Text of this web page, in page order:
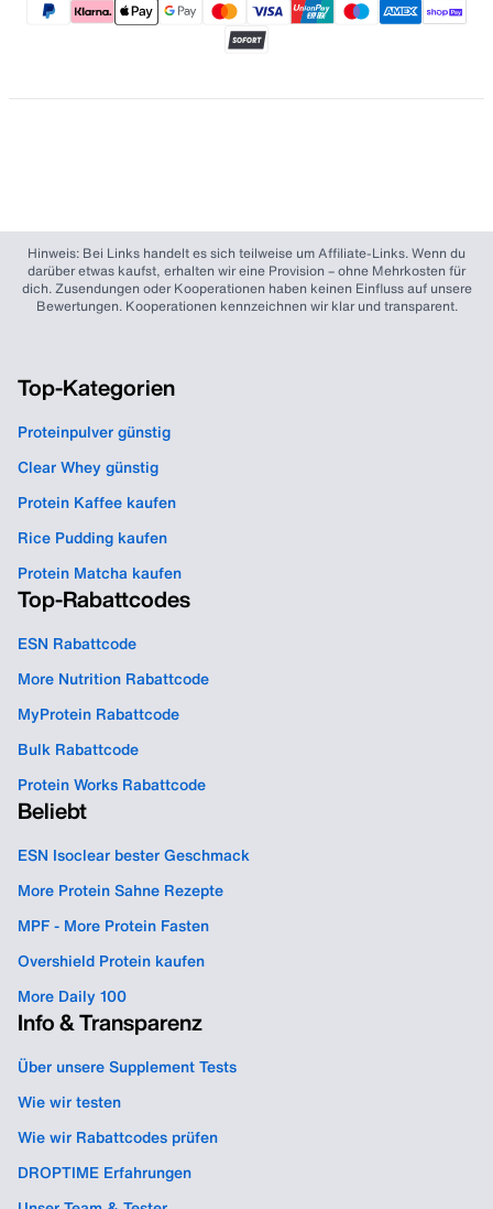
Hinweis: Bei Links handelt es sich teilweise um Affiliate-Links. Wenn du
darüber etwas kaufst, erhalten wir eine Provision – ohne Mehrkosten für
dich. Zusendungen oder Kooperationen haben keinen Einfluss auf unsere
Bewertungen. Kooperationen kennzeichnen wir klar und transparent.
Top-Kategorien
Proteinpulver günstig
Clear Whey günstig
Protein Kaffee kaufen
Rice Pudding kaufen
Protein Matcha kaufen
Top-Rabattcodes
ESN Rabattcode
More Nutrition Rabattcode
MyProtein Rabattcode
Bulk Rabattcode
Protein Works Rabattcode
Beliebt
ESN Isoclear bester Geschmack
More Protein Sahne Rezepte
MPF - More Protein Fasten
Overshield Protein kaufen
More Daily 100
Info & Transparenz
Über unsere Supplement Tests
Wie wir testen
Wie wir Rabattcodes prüfen
DROPTIME Erfahrungen